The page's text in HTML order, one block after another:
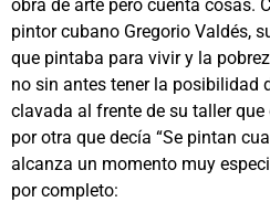
obra de arte pero cuenta cosas.
pintor cubano Gregorio Valdés,
que pintaba para vivir y la
no sin antes tener la posibilidad
clavada al frente de su taller que
por otra que decía “Se pintan
alcanza un momento muy
por completo: